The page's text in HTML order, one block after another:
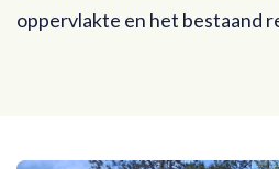
oppervlakte en het bestaand